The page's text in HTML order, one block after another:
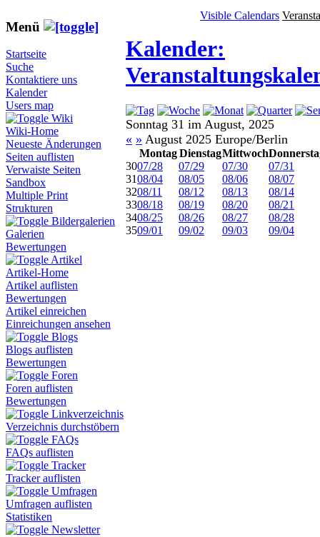
Menü
Startseite
Suche
Kontaktiere uns
Kalender
Users map
Wiki
Wiki-Home
Neueste Änderungen
Seiten auflisten
Verwaiste Seiten
Sandbox
Multiple Print
Strukturen
Bildergalerien
Galerien
Bewertungen
Artikel
Artikel-Home
Artikel auflisten
Bewertungen
Artikel einreichen
Einreichungen ansehen
Blogs
Blogs auflisten
Bewertungen
Foren
Foren auflisten
Bewertungen
Linkverzeichnis
Verzeichnis durchstöbern
FAQs
FAQs auflisten
Tracker
Tracker auflisten
Umfragen
Umfragen auflisten
Statistiken
Newsletter
Visible Calendars
Kalender:
Sonntag 31 im August, 2025
« » August 2025 Europe/Berlin
Montag DienstagMittwoch
3007/28 07/29 07/30
07/31
3108/04 08/05 08/06
08/07
3208/11 08/12 08/13
08/14
3308/18 08/19 08/20
08/21
3408/25 08/26 08/27
08/28
3509/01 09/02 09/03 09/04